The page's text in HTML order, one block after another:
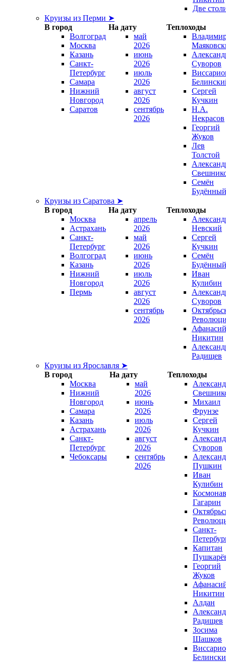
Две
Круизы из Перми ➤
В город
На дату
Теплоходы
Волгоград
Москва
Казань
Санкт-
Петербург
Самара
Нижний
Новгород
Саратов
май
2026
июнь
2026
июль
2026
август
2026
сентябрь
2026
Суворов
Сергей
Кучкин
Н.А.
Некрасов
Георгий
Жуков
Лев
Толстой
Семён
Будённый
Круизы из Саратова ➤
В город
На дату
Теплоходы
Москва
Астрахань
Санкт-
Петербург
Волгоград
Казань
Нижний
Новгород
Пермь
апрель
2026
май
2026
июнь
2026
июль
2026
август
2026
сентябрь
2026
Невский
Сергей
Кучкин
Семён
Будённый
Иван
Кулибин
Суворов
Афанасий
Никитин
Радищев
Круизы из Ярославля ➤
В город
На дату
Теплоходы
Москва
Нижний
Новгород
Самара
Казань
Астрахань
Санкт-
Петербург
Чебоксары
май
2026
июнь
2026
июль
2026
август
2026
сентябрь
2026
Михаил
Фрунзе
Сергей
Кучкин
Суворов
Пушкин
Иван
Кулибин
Гагарин
Санкт-
Капитан
Георгий
Жуков
Никитин
Алдан
Радищев
Зосима
Шашков